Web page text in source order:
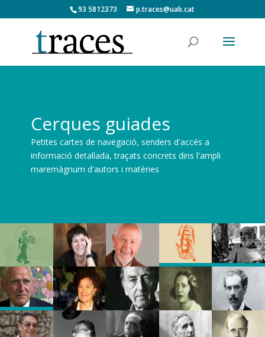
93 5812373 p.traces@uab.cat
Cerques guiades
Petites cartes de navegació, senders d'accés a
informació detallada, traçats concrets dins l'ampli
maremàgnum d'autors i matèries
Els
Marges